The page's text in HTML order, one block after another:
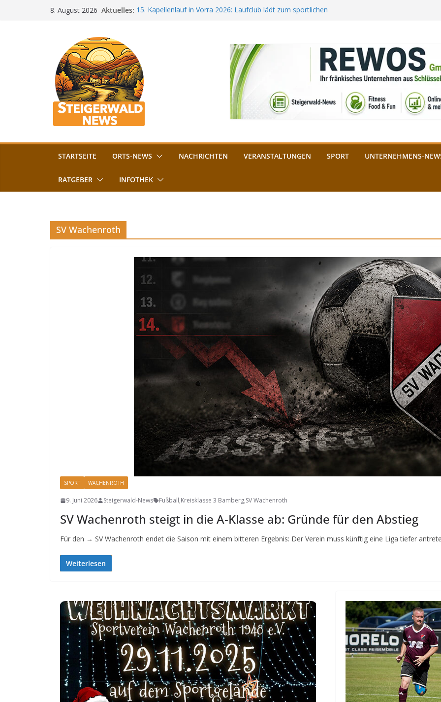
8. August 2026 Aktuelles: 15. Kapellenlauf in Vorra 2026: Laufclub lädt zum sportlichen
„Bamberger Böhnla“: Kaffee aus Bamberg unterstützt die
Lebenshilfe
Aschbacher Kerwa startet bald: Das ist heuer geboten
Vollsperrung am Friedhof in Schlüsselfeld: Kreuzung ab 3.
August gesperrt
STARTSEITE ORTS-NEWS NACHRICHTEN VERANSTALTUNGEN SPORT UNTERNEHMENS-
RATGEBER INFOTHEK
SV Wachenroth
SPORT WACHENROTH
9. Juni 2026 Steigerwald-News Fußball,Kreisklasse 3 Bamberg,SV Wachenroth
SV Wachenroth steigt in die A-Klasse ab: Gründe für den Abstieg
Für den → SV Wachenroth endet die Saison mit einem bitteren Ergebnis: Der Verein muss künftig eine Liga tiefer
Weiterlesen